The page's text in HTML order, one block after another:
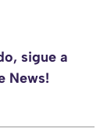
sigue a
News!